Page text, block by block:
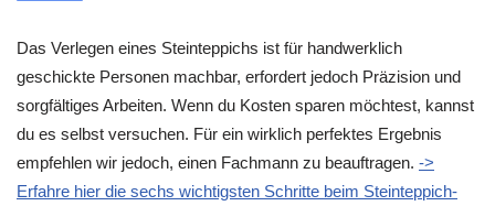
Das Verlegen eines Steinteppichs ist für handwerklich
geschickte Personen machbar, erfordert jedoch Präzision und
sorgfältiges Arbeiten. Wenn du Kosten sparen möchtest, kannst
du es selbst versuchen. Für ein wirklich perfektes Ergebnis
empfehlen wir jedoch, einen Fachmann zu beauftragen. ->
Erfahre hier die sechs wichtigsten Schritte beim Steinteppich-